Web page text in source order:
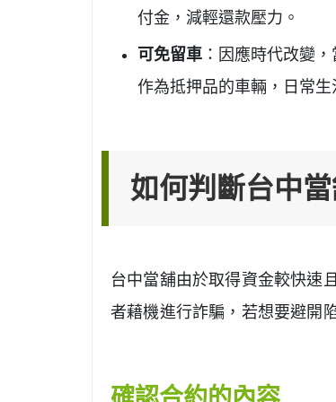
付金，減輕還款壓力。
可免留車 ：因應時代改變
作為抵押品的車輛，日常生
如何判斷台中
台中當舖由於取得資金較快速
者藉機進行詐騙，若想要避開